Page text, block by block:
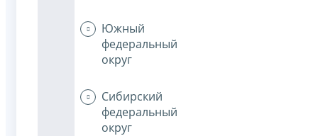
Южный
федеральный
округ
Сибирский
федеральный
округ